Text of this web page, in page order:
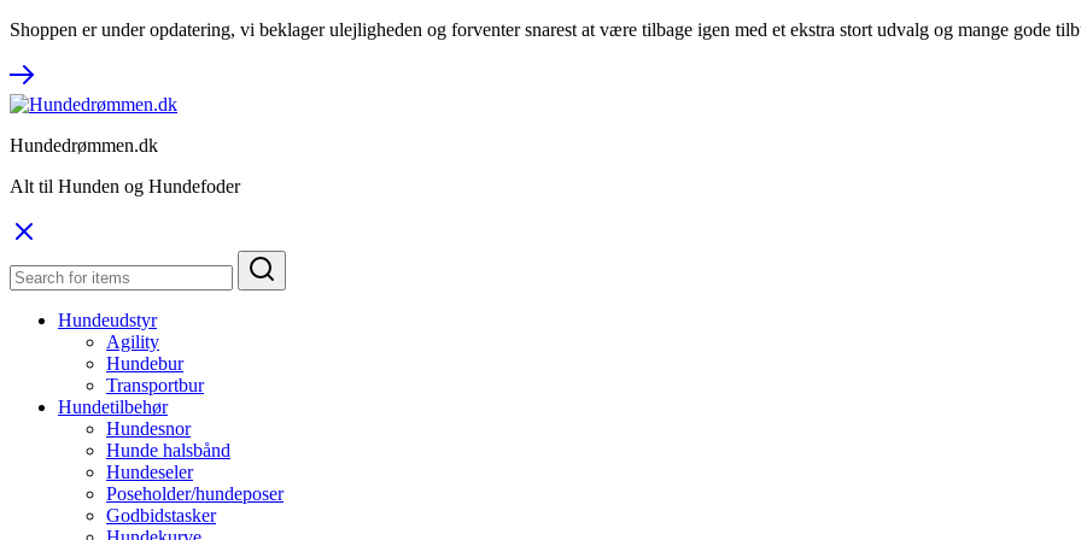
Shoppen er under opdatering, vi beklager ulejligheden og forventer snarest at være tilbage igen med et ekstra stort udvalg og mange gode
Hundedrømmen.dk
Alt til Hunden og Hundefoder
Hundeudstyr
Agility
Hundebur
Transportbur
Hundetilbehør
Hundesnor
Hunde halsbånd
Hundeseler
Poseholder/hundeposer
Godbidstasker